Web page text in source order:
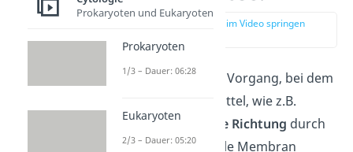
zur Stelle im Video springen
Die Osmose ist ein Vorgang, bei dem
sich ein Lösungsmittel, wie z.B.
Wasser, nur in eine Richtung durch
eine semipermeable Membran
Prokaryoten und Eukaryoten
Prokaryoten
1/3 – Dauer: 06:28
Eukaryoten
2/3 – Dauer: 05:20